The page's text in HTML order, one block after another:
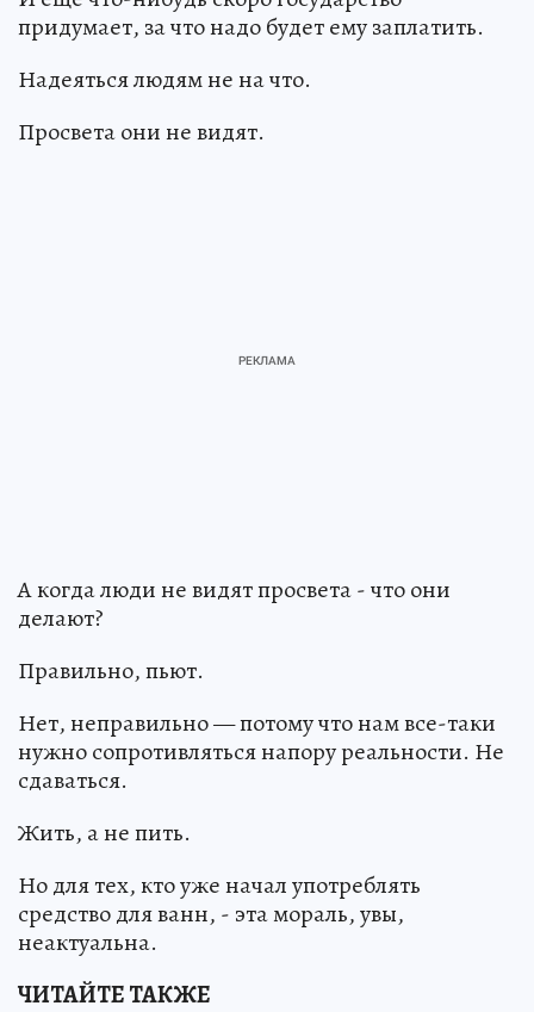
придумает, за что надо будет ему заплатить.
Надеяться людям не на что.
Просвета они не видят.
А когда люди не видят просвета - что они
делают?
Правильно, пьют.
Нет, неправильно — потому что нам все-таки
нужно сопротивляться напору реальности. Не
сдаваться.
Жить, а не пить.
Но для тех, кто уже начал употреблять
средство для ванн, - эта мораль, увы,
неактуальна.
ЧИТАЙТЕ ТАКЖЕ